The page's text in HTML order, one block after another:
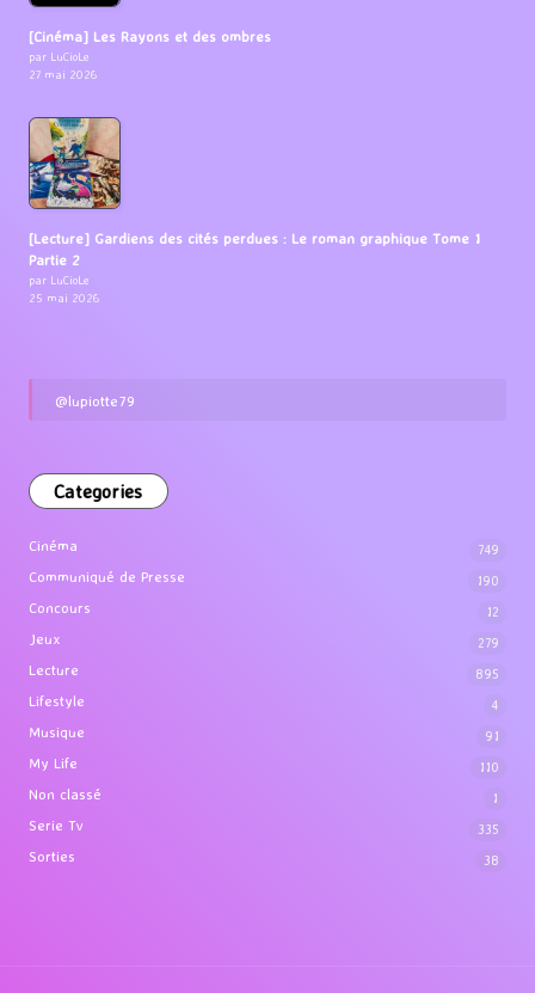
[Cinéma] Les Rayons et des ombres
par LuCioLe
27 mai 2026
[Lecture] Gardiens des cités perdues : Le roman graphique Tome 1
Partie 2
par LuCioLe
25 mai 2026
@lupiotte79
Categories
Cinéma 749
Communiqué de Presse 190
Concours 12
Jeux 279
Lecture 895
Lifestyle 4
Musique 91
My Life 110
Non classé 1
Serie Tv 335
Sorties 38